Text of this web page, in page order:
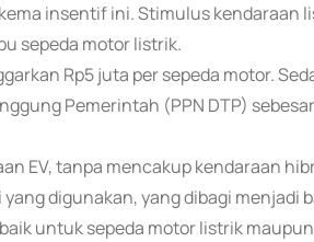
insentif ini. Stimulus kendaraan
sepeda motor listrik.
Rp5 juta per sepeda motor.
Pemerintah (PPN DTP)
EV, tanpa mencakup kendaraan
digunakan, yang dibagi menjadi
untuk sepeda motor listrik